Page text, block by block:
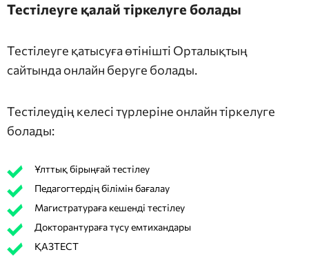
Тестілеуге қалай тіркелуге болады
Тестілеуге қатысуға өтінішті Орталықтың
сайтында онлайн беруге болады.
Тестілеудің келесі түрлеріне онлайн тіркелуге
болады:
Ұлттық бірыңғай тестілеу
Педагогтердің білімін бағалау
Магистратураға кешенді тестілеу
Докторантураға түсу емтихандары
ҚАЗТЕСТ